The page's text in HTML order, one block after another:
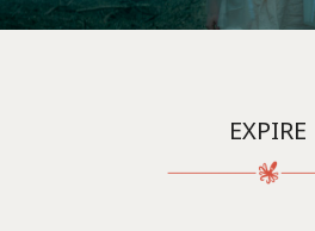
EXPIRE